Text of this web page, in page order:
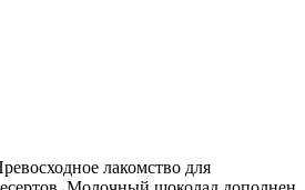
лакомство для